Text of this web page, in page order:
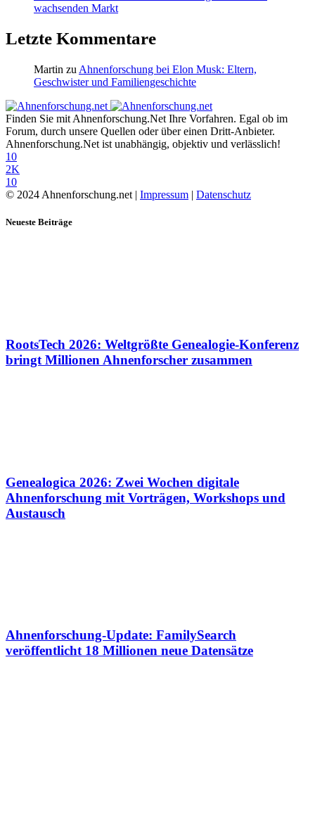
wachsenden Markt
Letzte Kommentare
Martin zu Ahnenforschung bei Elon Musk: Eltern,
Geschwister und Familiengeschichte
Finden Sie mit Ahnenforschung.Net Ihre Vorfahren. Egal ob im
Forum, durch unsere Quellen oder über einen Dritt-Anbieter.
Ahnenforschung.Net ist unabhängig, objektiv und verlässlich!
10
2K
10
© 2024 Ahnenforschung.net | Impressum | Datenschutz
Neueste Beiträge
RootsTech 2026: Weltgrößte Genealogie-Konferenz
bringt Millionen Ahnenforscher zusammen
Genealogica 2026: Zwei Wochen digitale
Ahnenforschung mit Vorträgen, Workshops und
Austausch
Ahnenforschung-Update: FamilySearch
veröffentlicht 18 Millionen neue Datensätze